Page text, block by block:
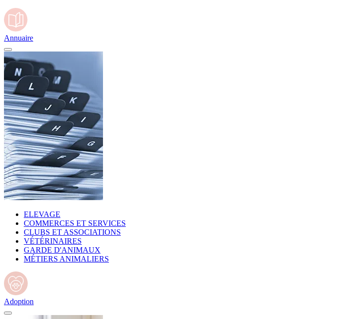
Annuaire
ELEVAGE
COMMERCES ET SERVICES
CLUBS ET ASSOCIATIONS
VÉTÉRINAIRES
GARDE D'ANIMAUX
MÉTIERS ANIMALIERS
Adoption